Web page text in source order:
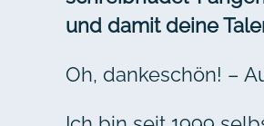
und damit deine
Oh, dankeschön! –